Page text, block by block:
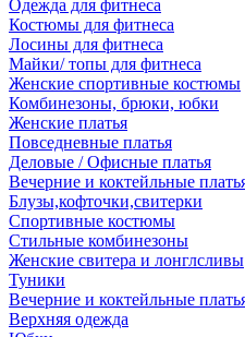
Одежда для фитнеса
Костюмы для фитнеса
Лосины для фитнеса
Майки/ топы для фитнеса
Женские спортивные костюмы
Комбинезоны, брюки, юбки
Женские платья
Повседневные платья
Деловые / Офисные платья
Вечерние и коктейльные
Блузы,кофточки,свитерки
Спортивные костюмы
Стильные комбинезоны
Женские свитера и лонглсливы
Туники
Вечерние и коктейльные
Верхняя одежда